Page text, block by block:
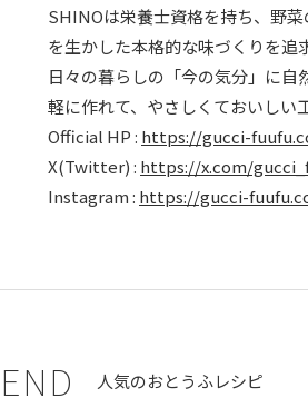
SHINOは栄養士資格を持ち、野
を生かした本格的な味づくりを追
日々の暮らしの「今の気分」に
軽に作れて、やさしくておいしい
Official HP : https://gucci-
X(Twitter) : https://x.com/
Instagram : https://gucci-
人気のおとうふレシピ